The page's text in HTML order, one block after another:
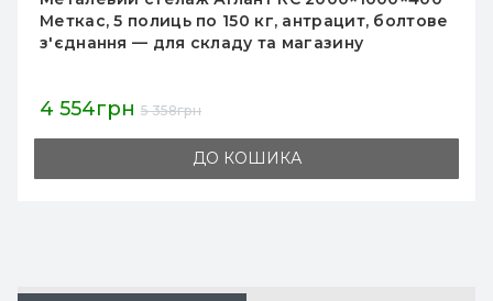
Меткас, 5 полиць по 150 кг, антрацит, болтове
з'єднання — для складу та магазину
4 554грн 5 358грн
ДО КОШИКА